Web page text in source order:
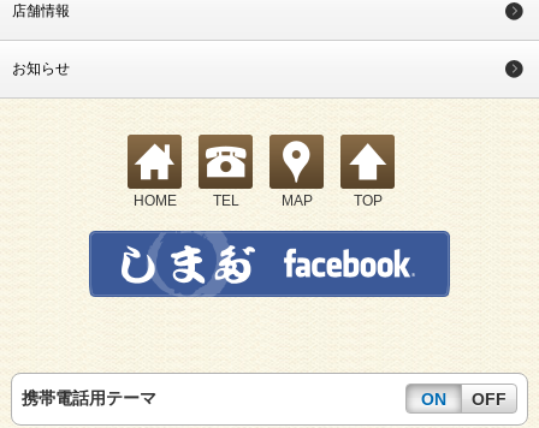
店舗情報
お知らせ
HOME TEL MAP TOP
携帯電話用テーマ ON OFF